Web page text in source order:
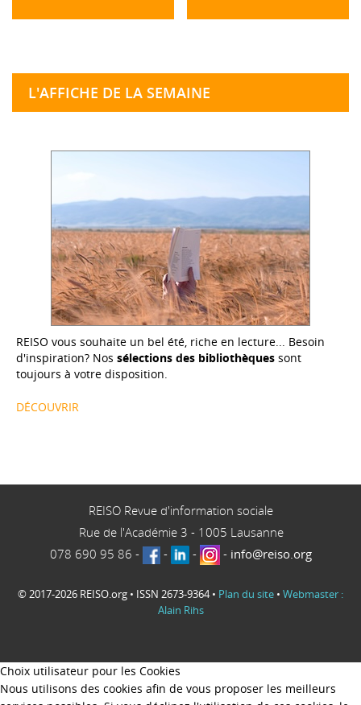
L'AFFICHE DE LA SEMAINE
REISO vous souhaite un bel été, riche en lecture... Besoin
d'inspiration? Nos sélections des bibliothèques sont
toujours à votre disposition.
DÉCOUVRIR
REISO Revue d'information sociale
Rue de l'Académie 3 - 1005 Lausanne
078 690 95 86 - - - - info@reiso.org
© 2017-2026 REISO.org • ISSN 2673-9364 • Plan du site • Webmaster :
Alain Rihs
Choix utilisateur pour les Cookies
Nous utilisons des cookies afin de vous proposer les meilleurs